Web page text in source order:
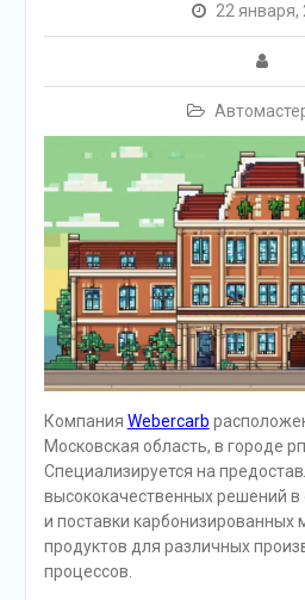
22 января,
Компания Webercarb
Московская область, в городе
Специализируется на
высококачественных решений в
и поставки карбонизированных
продуктов для различных
процессов.